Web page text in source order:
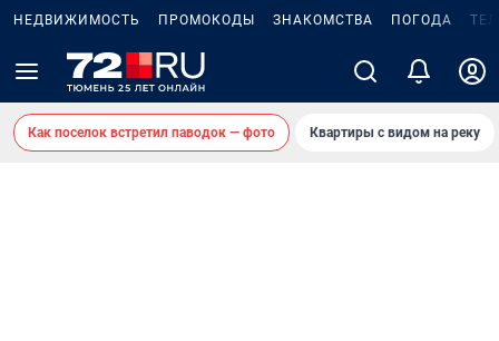
НЕДВИЖИМОСТЬ ПРОМОКОДЫ ЗНАКОМСТВА ПОГОДА
Как поселок встретил паводок — фото Квартиры с видом на реку